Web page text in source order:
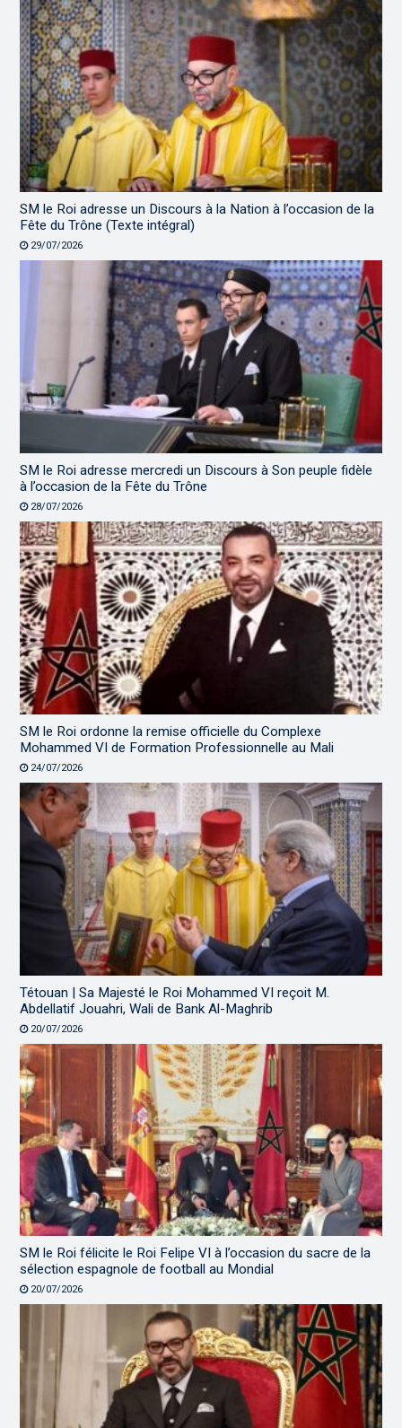
SM le Roi adresse un Discours à la Nation à l’occasion de la
Fête du Trône (Texte intégral)
29/07/2026
SM le Roi adresse mercredi un Discours à Son peuple fidèle
à l’occasion de la Fête du Trône
28/07/2026
SM le Roi ordonne la remise officielle du Complexe
Mohammed VI de Formation Professionnelle au Mali
24/07/2026
Tétouan | Sa Majesté le Roi Mohammed VI reçoit M.
Abdellatif Jouahri, Wali de Bank Al-Maghrib
20/07/2026
SM le Roi félicite le Roi Felipe VI à l’occasion du sacre de la
sélection espagnole de football au Mondial
20/07/2026